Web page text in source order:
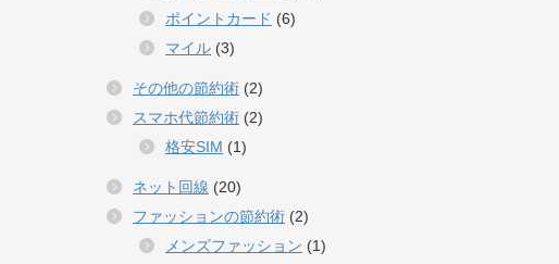
ポイントカード (6)
マイル (3)
その他の節約術 (2)
スマホ代節約術 (2)
格安SIM (1)
ネット回線 (20)
ファッションの節約術 (2)
メンズファッション (1)